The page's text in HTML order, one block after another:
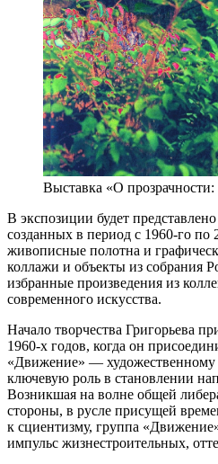
Выставка «О прозрачности:
В экспозиции будет
созданных в период с 1960-го по
живописные полотна и
коллажи и объекты из собрания
избранные произведения из
современного искусства.
Начало творчества Григорьева
1960-х годов, когда он
«Движение» — художественному
ключевую роль в становлении
Возникшая на волне общей
стороны, в русле присущей
к сциентизму, группа
импульс жизнестроительных,